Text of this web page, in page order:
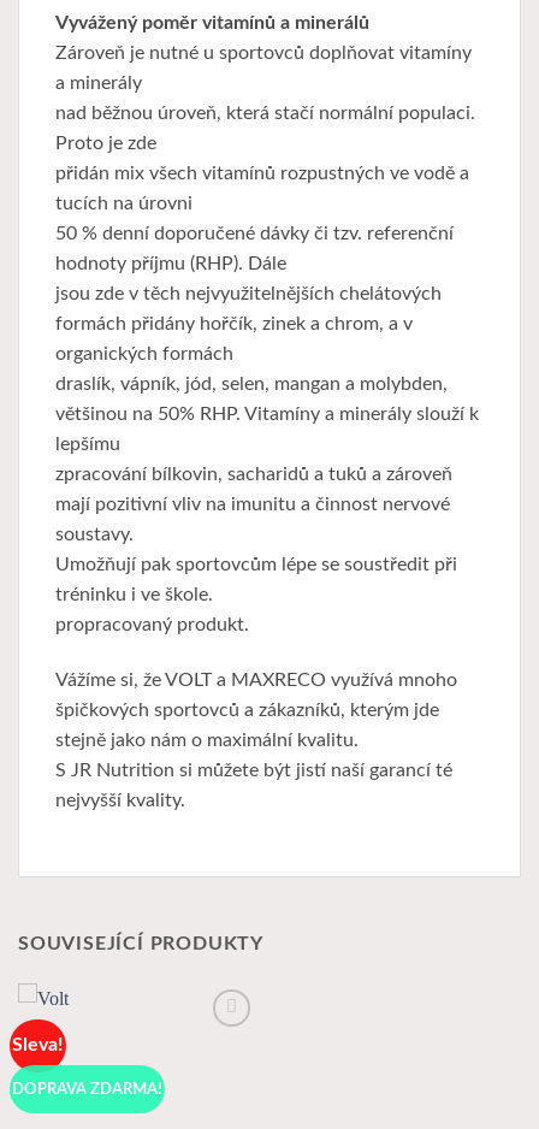
Vyvážený poměr vitamínů a minerálů
Zároveň je nutné u sportovců doplňovat vitamíny
a minerály
nad běžnou úroveň, která stačí normální populaci.
Proto je zde
přidán mix všech vitamínů rozpustných ve vodě a
tucích na úrovni
50 % denní doporučené dávky či tzv. referenční
hodnoty příjmu (RHP). Dále
jsou zde v těch nejvyužitelnějších chelátových
formách přidány hořčík, zinek a chrom, a v
organických formách
draslík, vápník, jód, selen, mangan a molybden,
většinou na 50% RHP. Vitamíny a minerály slouží k
lepšímu
zpracování bílkovin, sacharidů a tuků a zároveň
mají pozitivní vliv na imunitu a činnost nervové
soustavy.
Umožňují pak sportovcům lépe se soustředit při
tréninku i ve škole.
propracovaný produkt.
Vážíme si, že VOLT a MAXRECO využívá mnoho
špičkových sportovců a zákazníků, kterým jde
stejně jako nám o maximální kvalitu.
S JR Nutrition si můžete být jistí naší garancí té
nejvyšší kvality.
SOUVISEJÍCÍ PRODUKTY
Sleva!
DOPRAVA ZDARMA!